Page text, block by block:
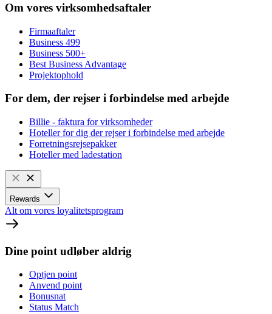
Om vores virksomhedsaftaler
Firmaaftaler
Business 499
Business 500+
Best Business Advantage
Projektophold
For dem, der rejser i forbindelse med arbejde
Billie - faktura for virksomheder
Hoteller for dig der rejser i forbindelse med arbejde
Forretningsrejsepakker
Hoteller med ladestation
Rewards
Alt om vores loyalitetsprogram
Dine point udløber aldrig
Optjen point
Anvend point
Bonusnat
Status Match